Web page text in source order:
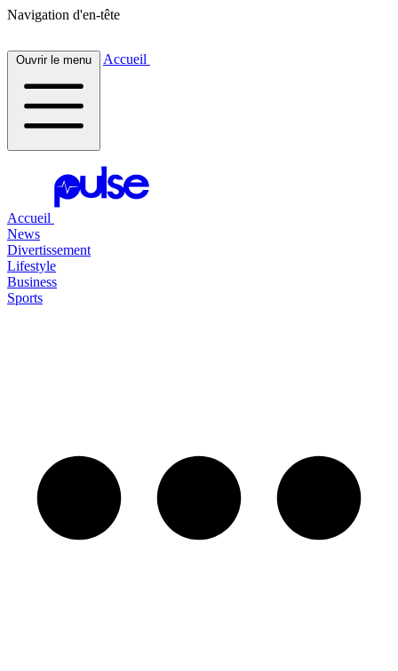
Navigation d'en-tête
Ouvrir le menu Accueil
Accueil
News
Divertissement
Lifestyle
Business
Sports